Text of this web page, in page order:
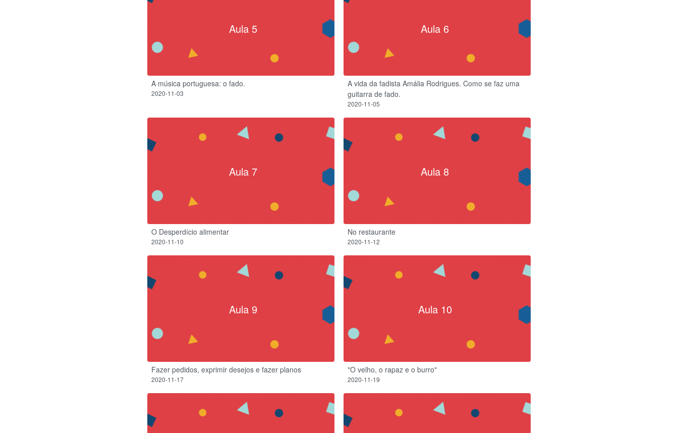
Aula 5
A música portuguesa: o fado.
2020-11-03
Aula 6
A vida da fadista Amália Rodrigues.​ Como se faz uma
guitarra de fado.​
2020-11-05
Aula 7
O Desperdício alimentar
2020-11-10
Aula 8
No restaurante
2020-11-12
Aula 9
Fazer pedidos, exprimir desejos e fazer planos
2020-11-17
Aula 10
"O velho, o rapaz e o burro"
2020-11-19